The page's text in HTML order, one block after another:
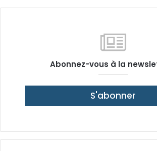
Abonnez-vous à la
S'abonner